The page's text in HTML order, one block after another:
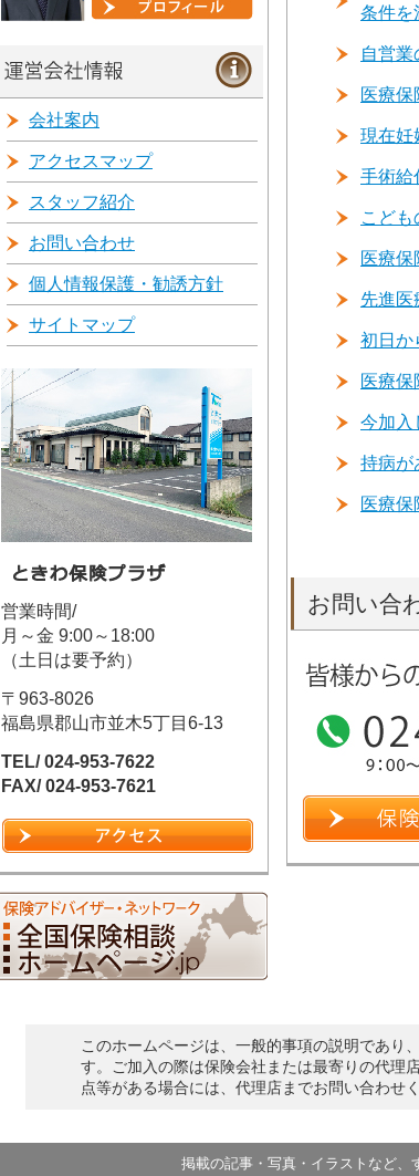
条件を
自営業
医療保
現在妊
手術給
こども
医療保
先進医
初日か
医療保
今加入
持病が
医療保
お問い合
会社案内
アクセスマップ
スタッフ紹介
お問い合わせ
個人情報保護・勧誘方針
サイトマップ
営業時間/
月～金 9:00～18:00
（土日は要予約）
〒963-8026
福島県郡山市並木5丁目6-13
TEL/ 024-953-7622
FAX/ 024-953-7621
このホームページは、一般的事項の説明であり
す。ご加入の際は保険会社または最寄りの代理
点等がある場合には、代理店までお問い合わせく
掲載の記事・写真・イラストなど、